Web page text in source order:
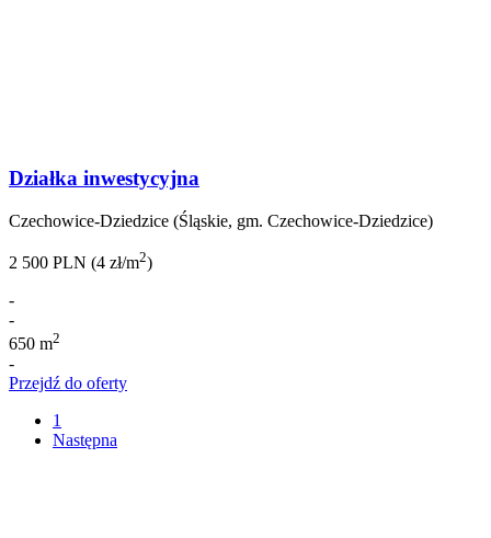
Działka inwestycyjna
Czechowice-Dziedzice (Śląskie, gm. Czechowice-Dziedzice)
2 500 PLN (4 zł/m2)
-
-
650 m2
-
Przejdź do oferty
1
Następna